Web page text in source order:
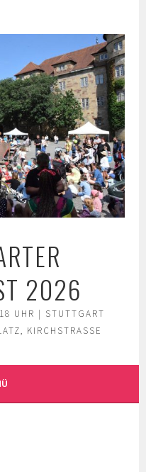
2026
UHR | STUTTGART
KIRCHSTRASSE